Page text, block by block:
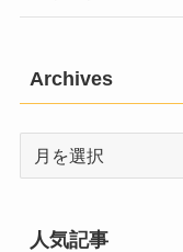
Archives
Archives
人気記事